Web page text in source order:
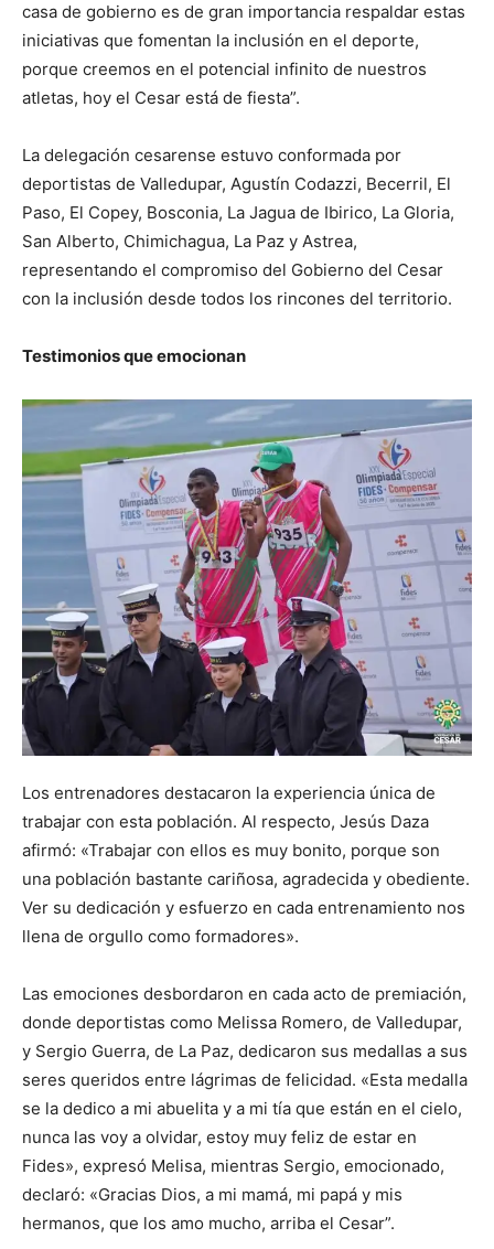
casa de gobierno es de gran importancia respaldar estas
iniciativas que fomentan la inclusión en el deporte,
porque creemos en el potencial infinito de nuestros
atletas, hoy el Cesar está de fiesta”.
La delegación cesarense estuvo conformada por
deportistas de Valledupar, Agustín Codazzi, Becerril, El
Paso, El Copey, Bosconia, La Jagua de Ibirico, La Gloria,
San Alberto, Chimichagua, La Paz y Astrea,
representando el compromiso del Gobierno del Cesar
con la inclusión desde todos los rincones del territorio.
Testimonios que emocionan
Los entrenadores destacaron la experiencia única de
trabajar con esta población. Al respecto, Jesús Daza
afirmó: «Trabajar con ellos es muy bonito, porque son
una población bastante cariñosa, agradecida y obediente.
Ver su dedicación y esfuerzo en cada entrenamiento nos
llena de orgullo como formadores».
Las emociones desbordaron en cada acto de premiación,
donde deportistas como Melissa Romero, de Valledupar,
y Sergio Guerra, de La Paz, dedicaron sus medallas a sus
seres queridos entre lágrimas de felicidad. «Esta medalla
se la dedico a mi abuelita y a mi tía que están en el cielo,
nunca las voy a olvidar, estoy muy feliz de estar en
Fides», expresó Melisa, mientras Sergio, emocionado,
declaró: «Gracias Dios, a mi mamá, mi papá y mis
hermanos, que los amo mucho, arriba el Cesar”.